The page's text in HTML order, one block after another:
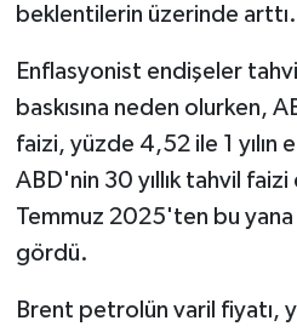
beklentilerin üzerinde arttı.
Enflasyonist endişeler
baskısına neden olurken,
faizi, yüzde 4,52 ile 1 yılın
ABD'nin 30 yıllık tahvil
Temmuz 2025'ten bu yana
gördü.
Brent petrolün varil fiyatı,